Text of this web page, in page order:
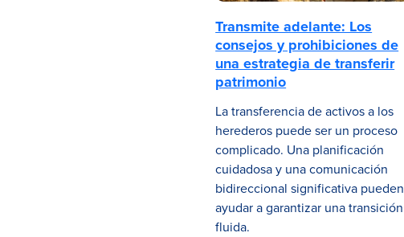
Transmite adelante: Los
consejos y prohibiciones de
una estrategia de transferir
patrimonio
La transferencia de activos a los
herederos puede ser un proceso
complicado. Una planificación
cuidadosa y una comunicación
bidireccional significativa pueden
ayudar a garantizar una transición
fluida.